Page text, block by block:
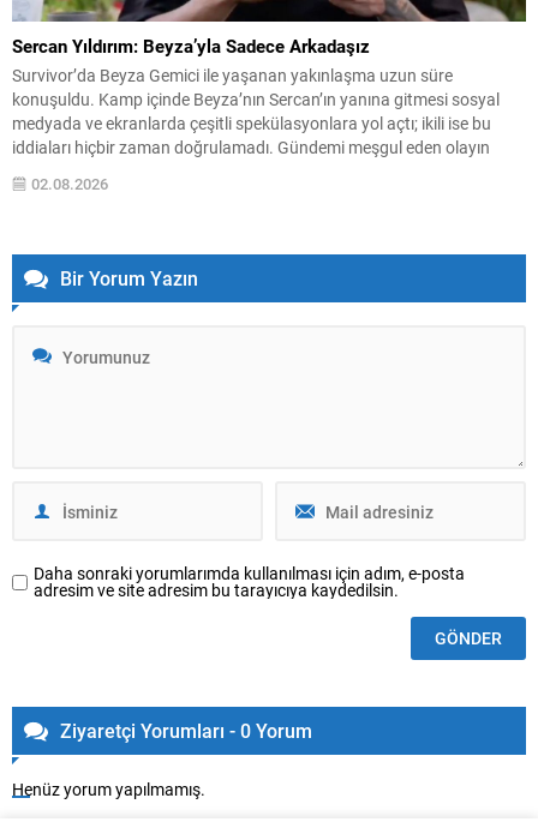
Sercan Yıldırım: Beyza’yla Sadece Arkadaşız
Survivor’da Beyza Gemici ile yaşanan yakınlaşma uzun süre
konuşuldu. Kamp içinde Beyza’nın Sercan’ın yanına gitmesi sosyal
medyada ve ekranlarda çeşitli spekülasyonlara yol açtı; ikili ise bu
iddiaları hiçbir zaman doğrulamadı. Gündemi meşgul eden olayın
ardından Sercan, suskunluğunu bozdu ve yaşananları kendi ağzından
anlattı. Konunun çarpıtıldığını, bunun kendisini rahatsız ettiğini ve...
02.08.2026
Bir Yorum Yazın
Daha sonraki yorumlarımda kullanılması için adım, e-posta
adresim ve site adresim bu tarayıcıya kaydedilsin.
Ziyaretçi Yorumları - 0 Yorum
Henüz yorum yapılmamış.